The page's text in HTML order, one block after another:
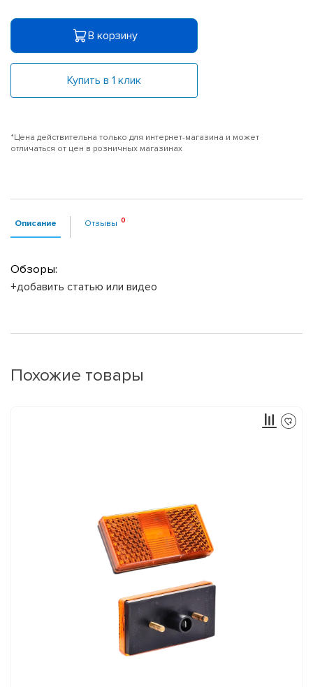
В корзину
Купить в 1 клик
*Цена действительна только для интернет-магазина и может
отличаться от цен в розничных магазинах
Описание Отзывы
Обзоры:
+добавить статью или видео
Похожие товары